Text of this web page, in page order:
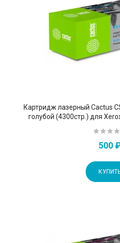
Картридж лазерный Cactus
голубой (4300стр.) для
500